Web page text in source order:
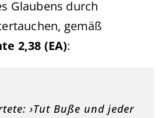
Glaubens durch
gemäß
2,38 (EA):
›Tut Buße und jeder